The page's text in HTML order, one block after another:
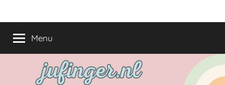
naarjufinger.nl
het
onderwijs
Menu